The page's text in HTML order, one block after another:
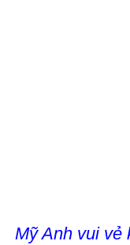
Mỹ Anh vui vẻ